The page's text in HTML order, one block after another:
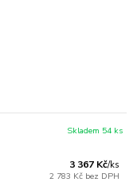
3 367 Kč/ks
2 783 Kč bez DPH
Skladem 54 ks